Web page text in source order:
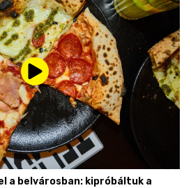
a belvárosban: kipróbáltuk a